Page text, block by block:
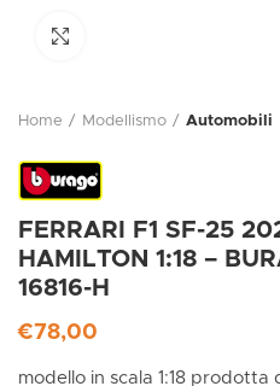
Home Modellismo Automobili
FERRARI F1 SF-25
HAMILTON 1:18 –
16816-H
€78,00
modello in scala 1:18 prodotta